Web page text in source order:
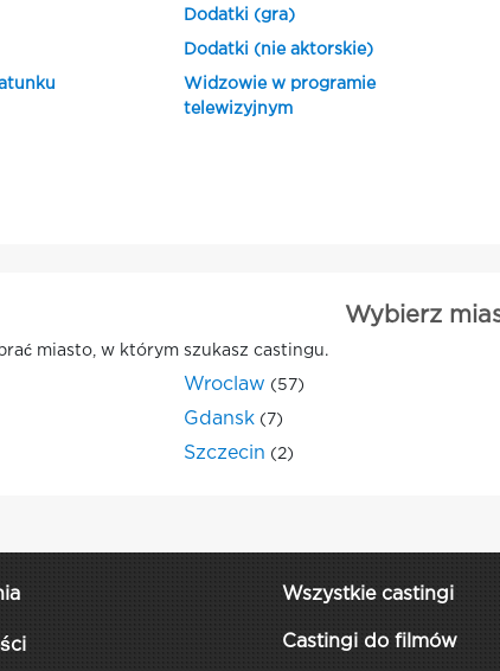
Dodatki (gra)
Dodatki (nie aktorskie)
Widzowie w programie
telewizyjnym
Wybierz
miasto, w którym szukasz castingu.
Wroclaw (57)
Gdansk (7)
Szczecin (2)
Wszystkie castingi
Castingi do filmów